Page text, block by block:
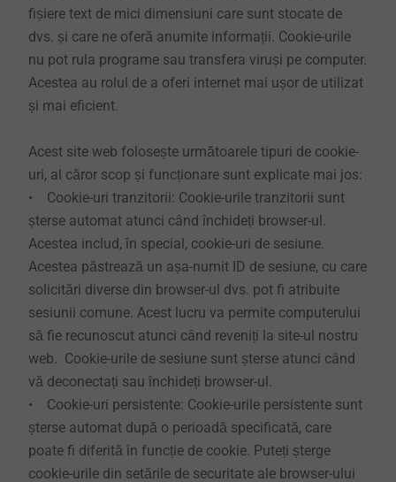
fișiere text de mici dimensiuni care sunt stocate de
dvs. și care ne oferă anumite informații. Cookie-urile
nu pot rula programe sau transfera viruși pe computer.
Acestea au rolul de a oferi internet mai ușor de utilizat
și mai eficient.
Acest site web folosește următoarele tipuri de cookie-
uri, al căror scop și funcționare sunt explicate mai jos:
• Cookie-uri tranzitorii: Cookie-urile tranzitorii sunt
șterse automat atunci când închideți browser-ul.
Acestea includ, în special, cookie-uri de sesiune.
Acestea păstrează un așa-numit ID de sesiune, cu care
solicitări diverse din browser-ul dvs. pot fi atribuite
sesiunii comune. Acest lucru va permite computerului
să fie recunoscut atunci când reveniți la site-ul nostru
web. Cookie-urile de sesiune sunt șterse atunci când
vă deconectați sau închideți browser-ul.
• Cookie-uri persistente: Cookie-urile persistente sunt
șterse automat după o perioadă specificată, care
poate fi diferită în funcție de cookie. Puteți șterge
cookie-urile din setările de securitate ale browser-ului